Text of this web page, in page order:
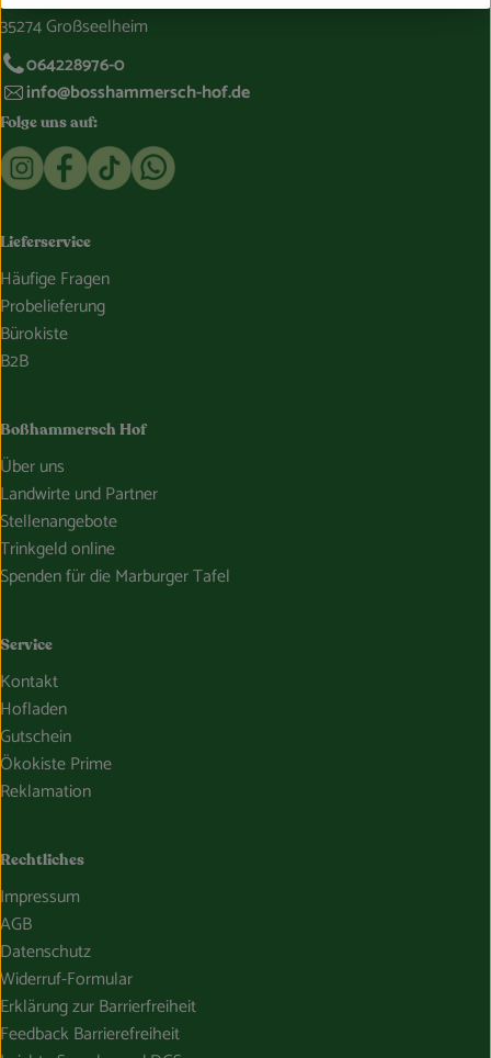
35274 Großseelheim
064228976-0
info@bosshammersch-hof.de
Folge uns auf:
Externer Link zu https://www.instagram.com/
Externer Link zu https://www.facebook.com/
Externer Link zu https://www.tiktok.com/
Externer Link zu https://whatsapp.com/
Lieferservice
Häufige Fragen
Probelieferung
Bürokiste
B2B
Boßhammersch Hof
Über uns
Landwirte und Partner
Stellenangebote
Trinkgeld online
Spenden für die Marburger Tafel
Service
Kontakt
Hofladen
Gutschein
Ökokiste Prime
Reklamation
Rechtliches
Impressum
AGB
Datenschutz
Widerruf-Formular
Erklärung zur Barrierfreiheit
Feedback Barrierefreiheit